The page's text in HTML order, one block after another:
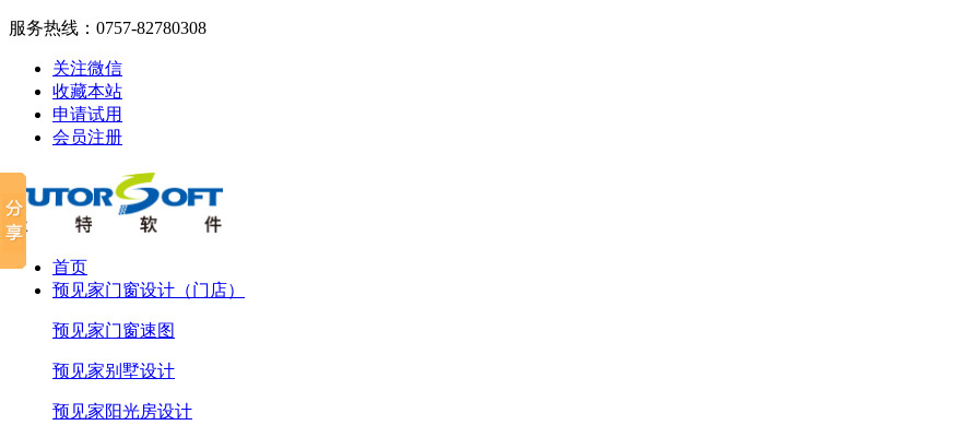
服务热线： 0757-82780308
关注微信
收藏本站
申请试用
会员注册
首页
预见家门窗设计（门店）
预见家门窗速图
预见家别墅设计
预见家阳光房设计